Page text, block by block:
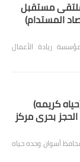
ملتقى مستقبل
المستدام)
رؤية مصر ٢٠٣٠ أقامت مؤسسة ريادة الأعمال
كريمه)
الحجز بحرى مركز
أسوان وحده حياه